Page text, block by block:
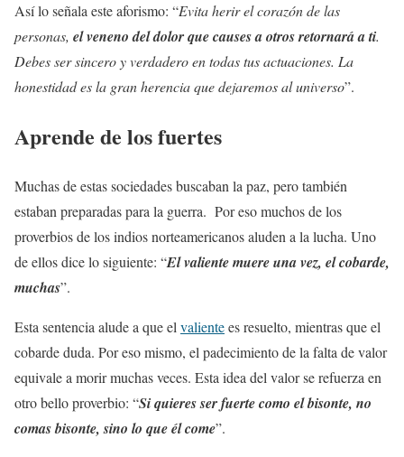
Así lo señala este aforismo: “Evita herir el corazón de las
personas, el veneno del dolor que causes a otros retornará a ti.
Debes ser sincero y verdadero en todas tus actuaciones. La
honestidad es la gran herencia que dejaremos al universo”.
Aprende de los fuertes
Muchas de estas sociedades buscaban la paz, pero también
estaban preparadas para la guerra. Por eso muchos de los
proverbios de los indios norteamericanos aluden a la lucha. Uno
de ellos dice lo siguiente: “El valiente muere una vez, el cobarde,
muchas”.
Esta sentencia alude a que elvalientees resuelto, mientras que el
cobarde duda. Por eso mismo, el padecimiento de la falta de valor
equivale a morir muchas veces. Esta idea del valor se refuerza en
otro bello proverbio: “Si quieres ser fuerte como el bisonte, no
comas bisonte, sino lo que él come”.